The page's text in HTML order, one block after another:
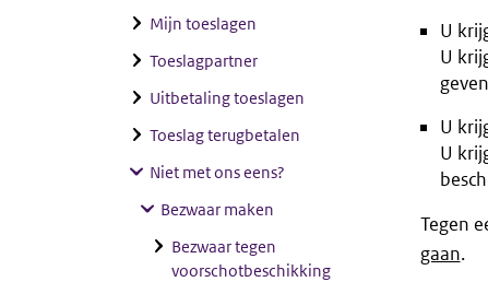
Mijn toeslagen
Toeslagpartner
Uitbetaling toeslagen
Toeslag terugbetalen
Niet met ons eens?
Bezwaar maken
Bezwaar tegen
voorschotbeschikking
U
U
U
U
Tegen
gaan.